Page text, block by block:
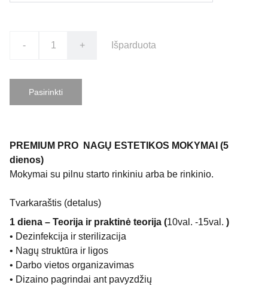
- + Išparduota
Pasirinkti
PREMIUM PRO NAGŲ ESTETIKOS MOKYMAI (5
dienos)
Mokymai su pilnu starto rinkiniu arba be rinkinio.
Tvarkaraštis (detalus)
1 diena – Teorija ir praktinė teorija (10val. -15val. )
• Dezinfekcija ir sterilizacija
• Nagų struktūra ir ligos
• Darbo vietos organizavimas
• Dizaino pagrindai ant pavyzdžių